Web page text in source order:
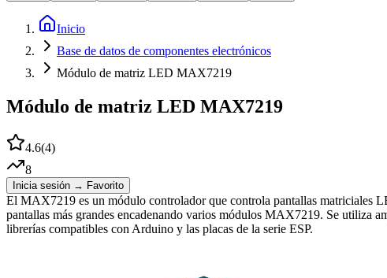
Inicio
Base de datos de componentes electrónicos
Módulo de matriz LED MAX7219
Módulo de matriz LED MAX7219
4.6(4)
8
Inicia sesión → Favorito
El MAX7219 es un módulo controlador que controla pantallas matriciales
pantallas más grandes encadenando varios módulos MAX7219. Se utiliza
librerías compatibles con Arduino y las placas de la serie ESP.